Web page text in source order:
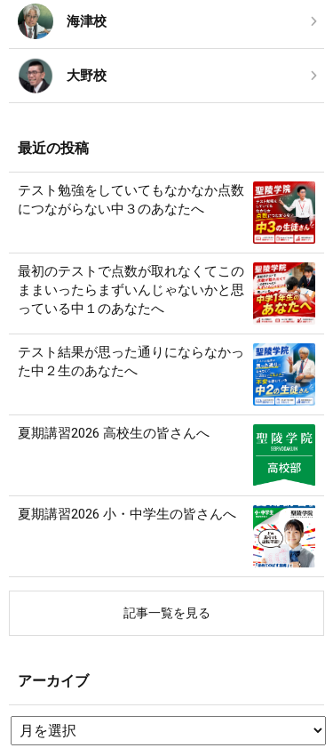
海津校
大野校
最近の投稿
テスト勉強をしていてもなかなか点数
につながらない中３のあなたへ
最初のテストで点数が取れなくてこの
ままいったらまずいんじゃないかと思
っている中１のあなたへ
テスト結果が思った通りにならなかっ
た中２生のあなたへ
夏期講習2026 高校生の皆さんへ
夏期講習2026 小・中学生の皆さんへ
記事一覧を見る
アーカイブ